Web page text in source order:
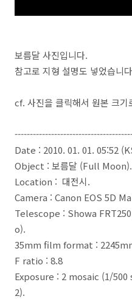
보름달 사진입니다.
참고로 지형 설명도 넣었습니
cf. 사진을 클릭해서 원본 크
Date : 2010. 01. 01. 05:52
Object : 보름달 (Full Moon).
Location : 대전시.
Camera : Canon EOS 5D
Telescope : Showa
o).
35mm film format :
F ratio : 8.8
Exposure : 2 mosaic (1/
2).